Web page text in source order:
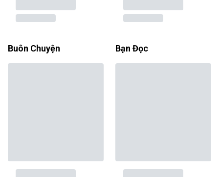
Buôn Chuyện Bạn Đọc